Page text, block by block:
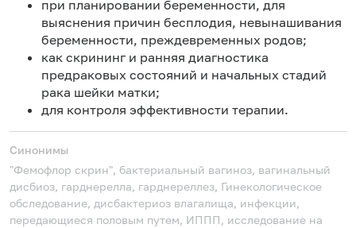
при планировании беременности, для
выяснения причин бесплодия, невынашивания
беременности, преждевременных родов;
как скрининг и ранняя диагностика
предраковых состояний и начальных стадий
рака шейки матки;
для контроля эффективности терапии.
Синонимы
"Фемофлор скрин", бактериальный вагиноз, вагинальный
дисбиоз, гарднерелла, гарднереллез, Гинекологическое
обследование, дисбактериоз влагалища, инфекции,
передающиеся половым путем, ИППП, исследование на